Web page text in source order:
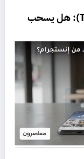
تيك توك نوتس (TikTok Notes): هل يسحب